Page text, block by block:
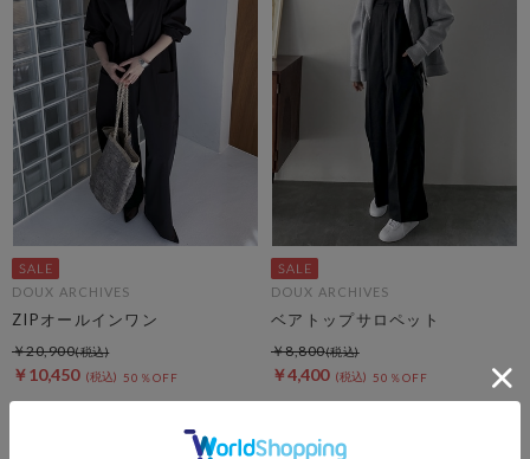
DOUX ARCHIVES
ZIPオールインワン
￥10,450 50％OFF
￥20,900
DOUX ARCHIVES
ベアトップサロペット
￥4,400 50％OFF
￥8,800
4件